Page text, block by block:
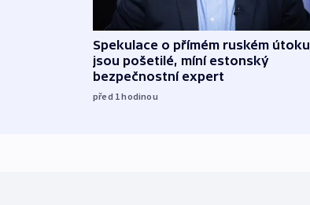
Spekulace o přímém ruském útoku
jsou pošetilé, míní estonský
bezpečnostní expert
před 1hodinou